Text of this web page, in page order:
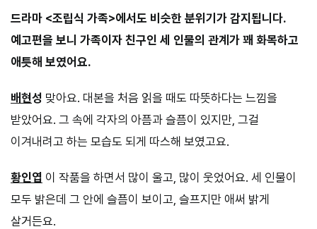
드라마 <조립식 가족>에서도 비슷한 분위기가 감지됩니다.
예고편을 보니 가족이자 친구인 세 인물의 관계가 꽤 화목하고
애틋해 보였어요.
배현성 맞아요. 대본을 처음 읽을 때도 따뜻하다는 느낌을
받았어요. 그 속에 각자의 아픔과 슬픔이 있지만, 그걸
이겨내려고 하는 모습도 되게 따스해 보였고요.
황인엽 이 작품을 하면서 많이 울고, 많이 웃었어요. 세 인물이
모두 밝은데 그 안에 슬픔이 보이고, 슬프지만 애써 밝게
살거든요.